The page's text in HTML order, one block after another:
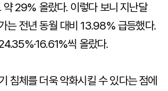
약 29% 올랐다. 이렇다 보니 지난달
는 전년 동월 대비 13.98% 급등했다.
씩 올랐다.
침체를 더욱 악화시킬 수 있다는 점에